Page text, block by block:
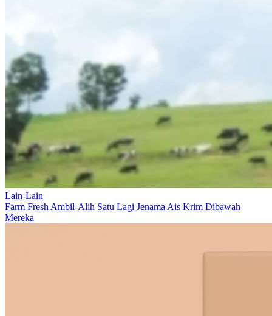
Lain-Lain
Farm Fresh Ambil-Alih Satu Lagi Jenama Ais Krim Dibawah
Mereka